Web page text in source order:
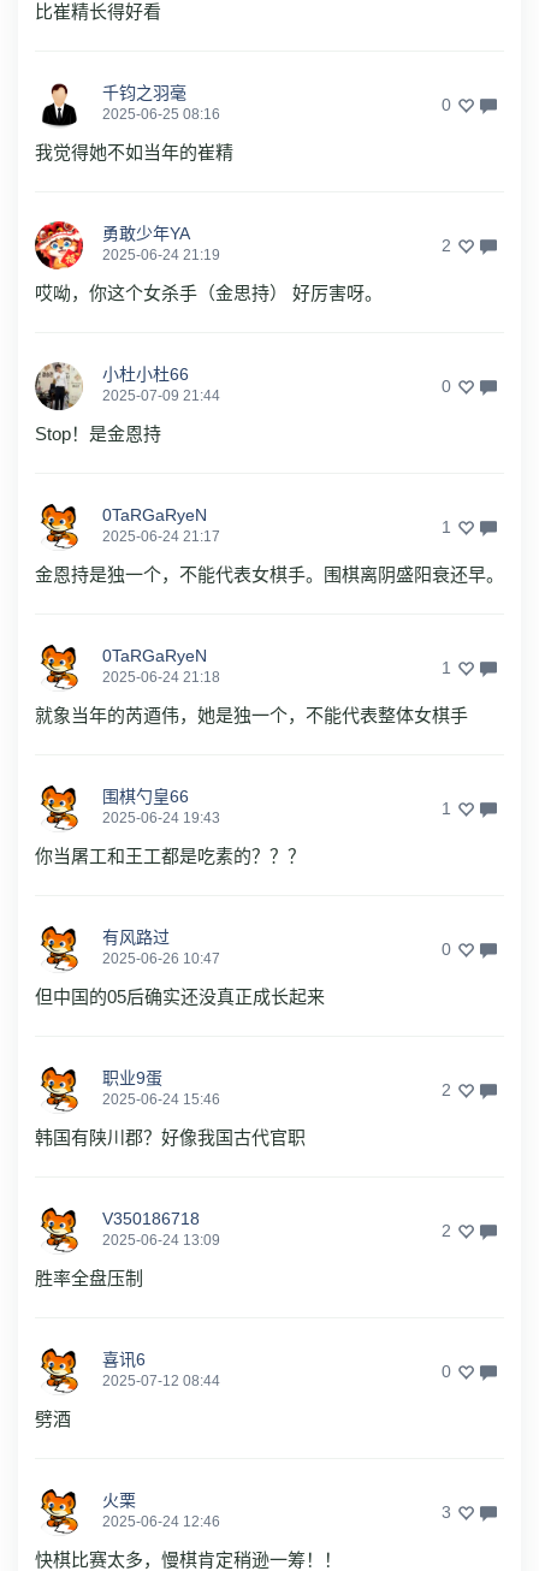
比崔精长得好看
千钧之羽毫
2025-06-25 08:16 0
我觉得她不如当年的崔精
勇敢少年YA
2025-06-24 21:19 2
哎呦，你这个女杀手（金思持） 好厉害呀。
小杜小杜66
2025-07-09 21:44 0
Stop！是金恩持
0TaRGaRyeN
2025-06-24 21:17 1
金恩持是独一个，不能代表女棋手。围棋离阴盛阳衰还早。
0TaRGaRyeN
2025-06-24 21:18 1
就象当年的芮逎伟，她是独一个，不能代表整体女棋手
围棋勺皇66
2025-06-24 19:43 1
你当屠工和王工都是吃素的？？？
有风路过
2025-06-26 10:47 0
但中国的05后确实还没真正成长起来
职业9蛋
2025-06-24 15:46 2
韩国有陕川郡？好像我国古代官职
V350186718
2025-06-24 13:09 2
胜率全盘压制
喜讯6
2025-07-12 08:44 0
劈酒
火栗
2025-06-24 12:46 3
快棋比赛太多，慢棋肯定稍逊一筹！！